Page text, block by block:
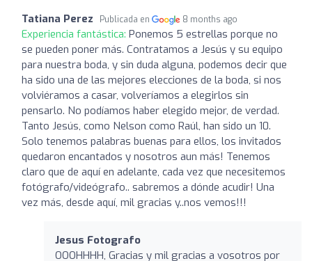
Tatiana Perez Publicada en 8 months ago
Experiencia fantástica: Ponemos 5 estrellas porque no
se pueden poner más. Contratamos a Jesús y su equipo
para nuestra boda, y sin duda alguna, podemos decir que
ha sido una de las mejores elecciones de la boda, si nos
volviéramos a casar, volveríamos a elegirlos sin
pensarlo. No podíamos haber elegido mejor, de verdad.
Tanto Jesús, como Nelson como Raúl, han sido un 10.
Solo tenemos palabras buenas para ellos, los invitados
quedaron encantados y nosotros aun más! Tenemos
claro que de aquí en adelante, cada vez que necesitemos
fotógrafo/videógrafo.. sabremos a dónde acudir! Una
vez más, desde aquí, mil gracias y..nos vemos!!!
Jesus Fotografo
OOOHHHH, Gracias y mil gracias a vosotros por